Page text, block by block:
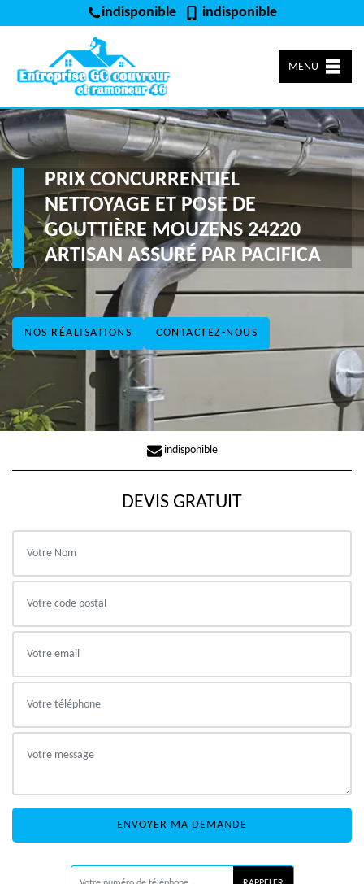
indisponible indisponible
MENU
NOS RÉALISATIONS CONTACTEZ-NOUS
PRIX CONCURRENTIEL
NETTOYAGE ET POSE DE
GOUTTIÈRE MOUZENS 24220
ARTISAN ASSURÉ PAR PACIFICA
indisponible
DEVIS GRATUIT